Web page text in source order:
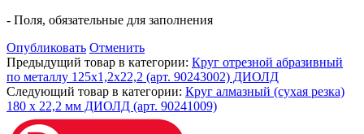
- Поля, обязательные для заполнения
Опубликовать Отменить
Предыдущий товар в категории: Круг отрезной абразивный
по металлу 125x1,2x22,2 (арт. 90243002) ДИОЛД
Следующий товар в категории: Круг алмазный (сухая резка)
180 x 22,2 мм ДИОЛД (арт. 90241009)